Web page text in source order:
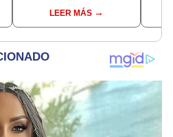
de gruposLEER MÁS